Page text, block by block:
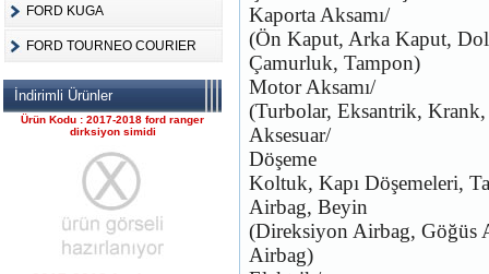
FORD KUGA
FORD TOURNEO COURIER
İndirimli Ürünler
2017-2018 ford ranger 2.2
komple motor
Ürün Kodu : 2017-2018 ford ranger
dirksiyon simidi
Kaporta Aksamı/
(Ön Kaput, Arka Kaput,
Çamurluk, Tampon)
Motor Aksamı/
(Turbolar, Eksantrik,
Aksesuar/
Döşeme
Koltuk, Kapı Döşemeleri,
Airbag, Beyin
(Direksiyon Airbag, Göğüs
Airbag)